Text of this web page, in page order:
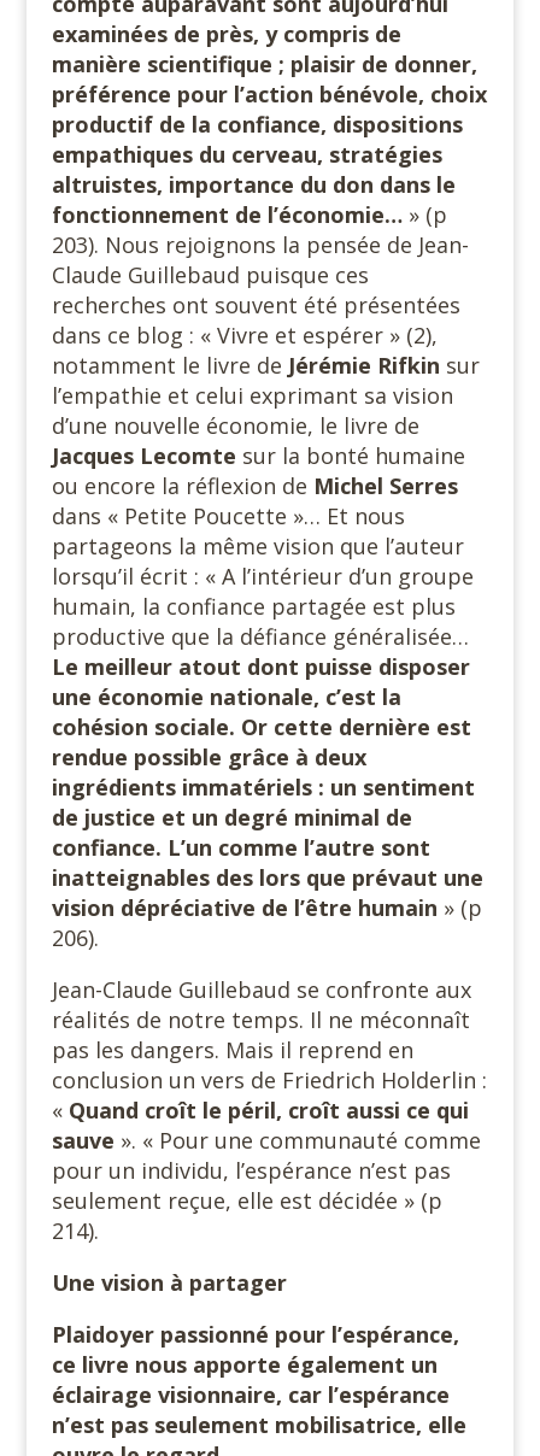
examinées de près, y compris de
manière scientifique ; plaisir de donner,
préférence pour l’action bénévole, choix
productif de la confiance, dispositions
empathiques du cerveau, stratégies
altruistes, importance du don dans le
fonctionnement de l’économie…» (p
203). Nous rejoignons la pensée de Jean-
Claude Guillebaud puisque ces
recherches ont souvent été présentées
dans ce blog : « Vivre et espérer » (2),
notamment le livre de Jérémie Rifkin sur
l’empathie et celui exprimant sa vision
d’une nouvelle économie, le livre de
Jacques Lecomte sur la bonté humaine
ou encore la réflexion de Michel Serres
dans « Petite Poucette »… Et nous
partageons la même vision que l’auteur
lorsqu’il écrit : « A l’intérieur d’un groupe
humain, la confiance partagée est plus
productive que la défiance généralisée…
Le meilleur atout dont puisse disposer
une économie nationale, c’est la
cohésion sociale. Or cette dernière est
rendue possible grâce à deux
ingrédients immatériels : un sentiment
de justice et un degré minimal de
confiance. L’un comme l’autre sont
inatteignables des lors que prévaut une
vision dépréciative de l’être humain » (p
206).
Jean-Claude Guillebaud se confronte aux
réalités de notre temps. Il ne méconnaît
pas les dangers. Mais il reprend en
conclusion un vers de Friedrich Holderlin :
« Quand croît le péril, croît aussi ce qui
sauve ». « Pour une communauté comme
pour un individu, l’espérance n’est pas
seulement reçue, elle est décidée » (p
214).
Une vision à partager
Plaidoyer passionné pour l’espérance,
ce livre nous apporte également un
éclairage visionnaire, car l’espérance
n’est pas seulement mobilisatrice, elle